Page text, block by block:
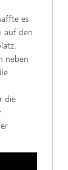
es
auf den
neben
die